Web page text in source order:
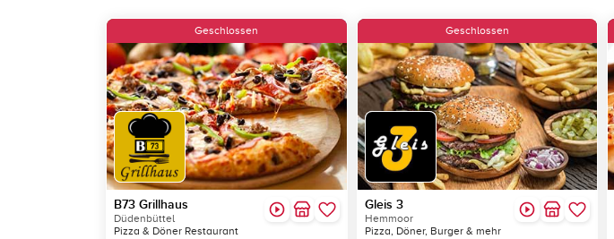
Geschlossen
B73 Grillhaus
Düdenbüttel
Pizza & Döner Restaurant
Geschlossen
Gleis 3
Hemmoor
Pizza, Döner, Burger & mehr